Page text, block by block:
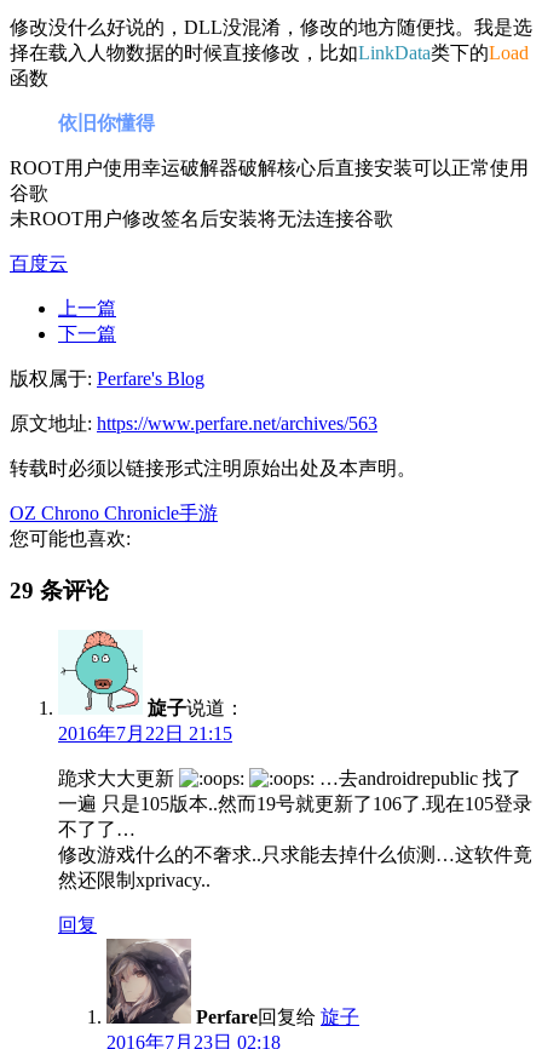
修改没什么好说的，DLL没混淆，修改的地方随便找。我是选
择在载入人物数据的时候直接修改，比如LinkData类下的Load
函数
依旧你懂得
ROOT用户使用幸运破解器破解核心后直接安装可以正常使用
谷歌
未ROOT用户修改签名后安装将无法连接谷歌
百度云
上一篇
下一篇
版权属于: Perfare's Blog
原文地址: https://www.perfare.net/archives/563
转载时必须以链接形式注明原始出处及本声明。
OZ Chrono Chronicle手游
您可能也喜欢:
29 条评论
旋子说道：
2016年7月22日 21:15
跪求大大更新
…去androidrepublic 找了
一遍 只是105版本..然而19号就更新了106了.现在105登录
不了了…
修改游戏什么的不奢求..只求能去掉什么侦测…这软件竟
然还限制xprivacy..
回复
Perfare回复给 旋子
2016年7月23日 02:18